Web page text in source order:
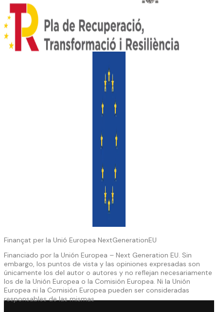
Finançat per la Unió Europea NextGenerationEU
Financiado por la Unión Europea – Next Generation EU. Sin
embargo, los puntos de vista y las opiniones expresadas son
únicamente los del autor o autores y no reflejan necesariamente
los de la Unión Europea o la Comisión Europea. Ni la Unión
Europea ni la Comisión Europea pueden ser consideradas
responsables de las mismas